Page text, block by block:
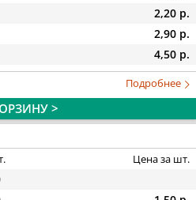
2,20 р.
2,90 р.
4,50 р.
Подробнее
>
Цена за шт.